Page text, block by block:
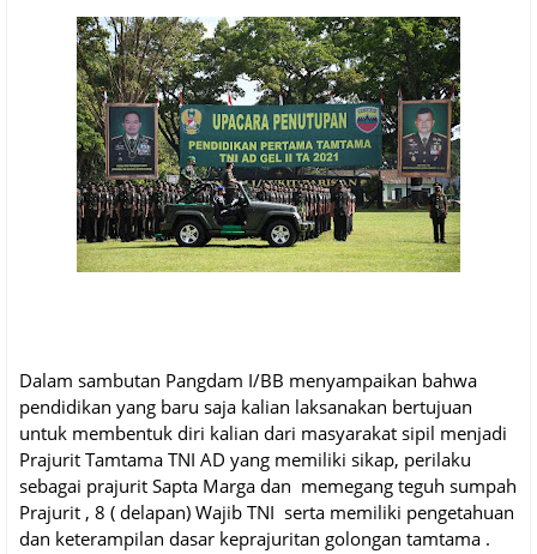
Dalam sambutan Pangdam I/BB menyampaikan bahwa
pendidikan yang baru saja kalian laksanakan bertujuan
untuk membentuk diri kalian dari masyarakat sipil menjadi
Prajurit Tamtama TNI AD yang memiliki sikap, perilaku
sebagai prajurit Sapta Marga dan memegang teguh sumpah
Prajurit , 8 ( delapan) Wajib TNI serta memiliki pengetahuan
dan keterampilan dasar keprajuritan golongan tamtama .